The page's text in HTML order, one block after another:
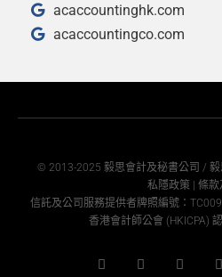
acaccountinghk.com
acaccountingco.com
© 2013-2025 毅思會計及秘書公司 /
私隱政策| 條款
信託及公司服務提供者牌照編號：
香港會計師公會 (HKICPA)